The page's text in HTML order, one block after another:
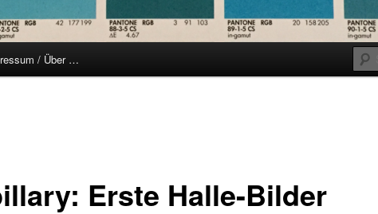
/ Über …
Erste Halle-Bilder